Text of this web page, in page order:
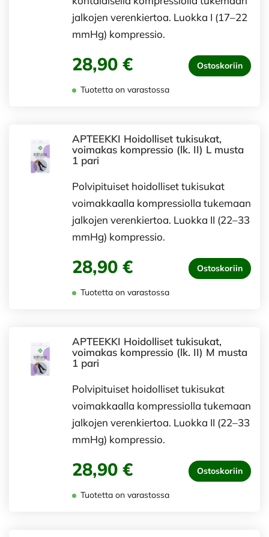
jalkojen verenkiertoa. Luokka I (17–22
mmHg) kompressio.
28,90 € Ostoskoriin
Tuotetta on varastossa
APTEEKKI Hoidolliset tukisukat,
voimakas kompressio (lk. II) L musta
1 pari
Polvipituiset hoidolliset tukisukat
voimakkaalla kompressiolla tukemaan
jalkojen verenkiertoa. Luokka II (22–33
mmHg) kompressio.
28,90 € Ostoskoriin
Tuotetta on varastossa
APTEEKKI Hoidolliset tukisukat,
voimakas kompressio (lk. II) M musta
1 pari
Polvipituiset hoidolliset tukisukat
voimakkaalla kompressiolla tukemaan
jalkojen verenkiertoa. Luokka II (22–33
mmHg) kompressio.
28,90 € Ostoskoriin
Tuotetta on varastossa